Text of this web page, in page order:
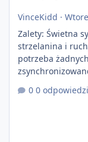
VinceKidd ·
Zalety: Świetna
strzelanina i
potrzeba
zsynchronizowane i działa
+ solidny antycheat
pisanie
0